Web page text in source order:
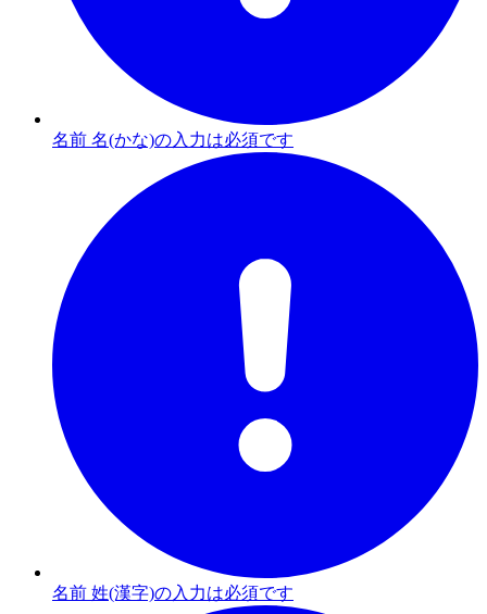
名前 名(かな)の入力は必須です
名前 姓(漢字)の入力は必須です